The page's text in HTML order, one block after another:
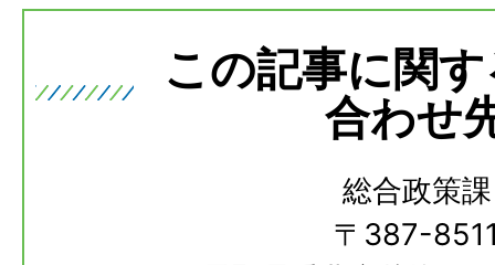
この記事に関
合わせ
総合政策課
〒387-